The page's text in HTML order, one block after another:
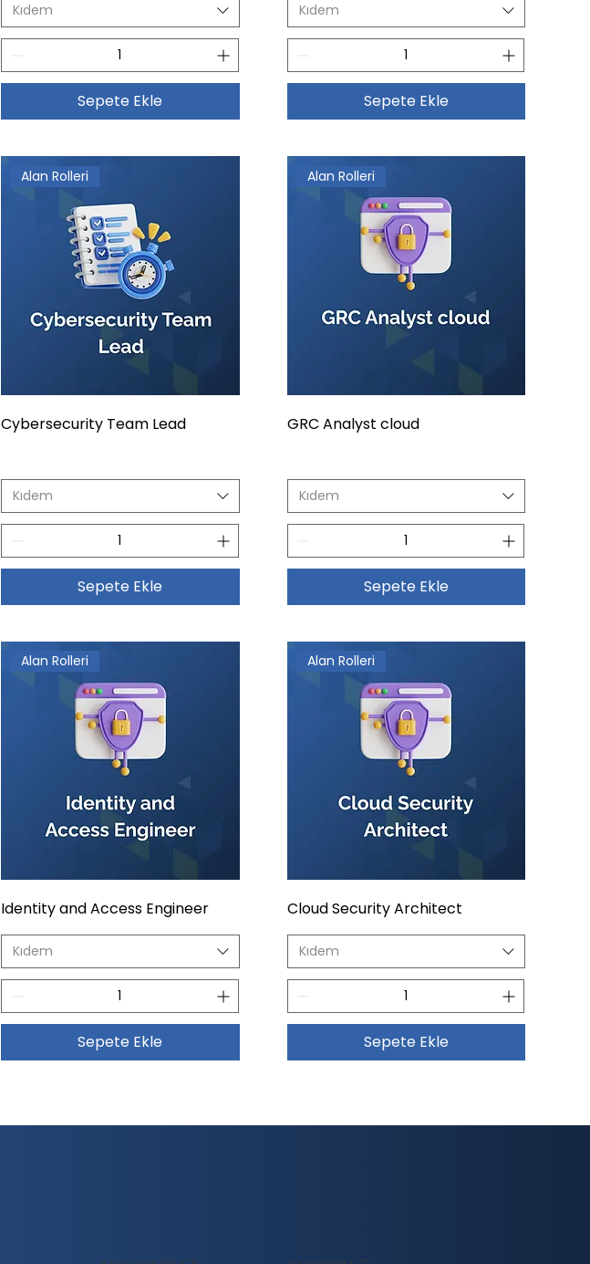
Kıdem
Sepete Ekle
Kıdem
Sepete Ekle
Alan Rolleri
Cybersecurity Team Lead
Kıdem
Sepete Ekle
Alan Rolleri
GRC Analyst cloud
Kıdem
Sepete Ekle
Alan Rolleri
Identity and Access Engineer
Kıdem
Sepete Ekle
Alan Rolleri
Cloud Security Architect
Kıdem
Sepete Ekle